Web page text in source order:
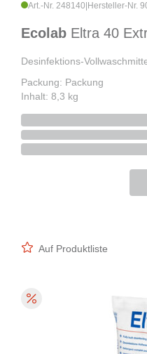
Art.-Nr. 248140 Hersteller-Nr.
Ecolab Eltra 40
Desinfektions-
Packung: Packung
Inhalt: 8,3 kg
Auf Produktliste